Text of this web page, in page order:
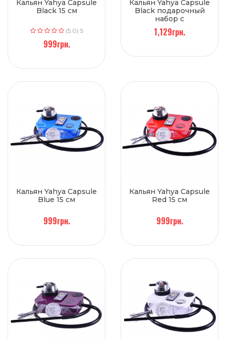
Кальян Yahya Capsule
Black 15 см
(5.0) 5
999грн.
Кальян Yahya Capsule
Black подарочный
набор с
аксессуарами 15 см
1,129грн.
Кальян Yahya Capsule
Blue 15 см
999грн.
Кальян Yahya Capsule
Red 15 см
999грн.